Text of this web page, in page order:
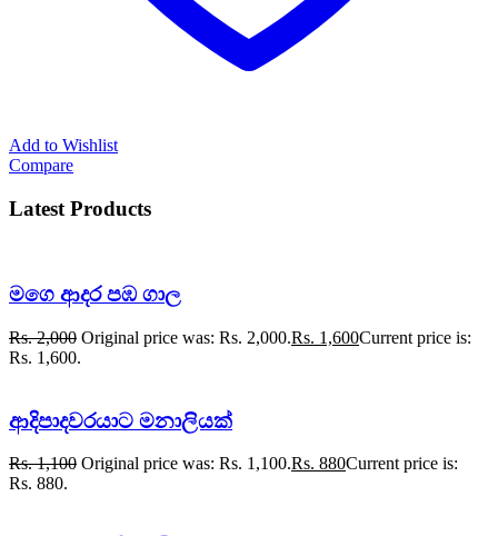
Add to Wishlist
Compare
Latest Products
මගෙ ආදර පඹ ගාල
Rs.2,000 Original price was: Rs. 2,000.Rs. 1,600Current price is:
Rs. 1,600.
ආදිපාදවරයාට මනාලියක්
Rs.1,100 Original price was: Rs. 1,100.Rs. 880Current price is:
Rs. 880.